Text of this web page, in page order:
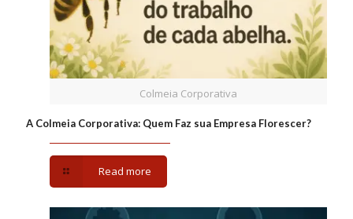
Colmeia Corporativa
A Colmeia Corporativa: Quem Faz sua Empresa Florescer?
Read more